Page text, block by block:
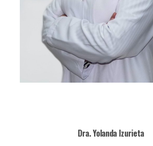
Dra. Yolanda Izurieta